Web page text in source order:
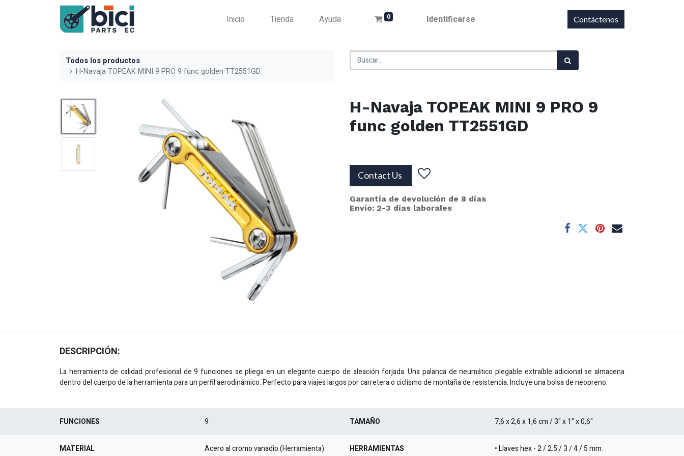
Inicio Tienda Ayuda 0 Identificarse Contáctenos
Todos los productos
H-Navaja TOPEAK MINI 9 PRO 9 func golden TT2551GD
H-Navaja TOPEAK MINI 9 PRO 9
func golden TT2551GD
Contact Us
Garantía de devolución de 8 días
Envío: 2-3 días laborales
DESCRIPCIÓN:
La herramienta de calidad profesional de 9 funciones se pliega en un elegante cuerpo de aleación forjada. Una palanca de neumático plegable extraíble adicional se almacena
dentro del cuerpo de la herramienta para un perfil aerodinámico. Perfecto para viajes largos por carretera o ciclismo de montaña de resistencia. Incluye una bolsa de neopreno.
FUNCIONES 9 TAMAÑO 7,6 x 2,6 x 1,6 cm / 3" x 1" x 0,6"
MATERIAL
Acero al cromo vanadio (Herramienta)
HERRAMIENTAS
• Llaves hex - 2 / 2.5 / 3 / 4 / 5 mm.